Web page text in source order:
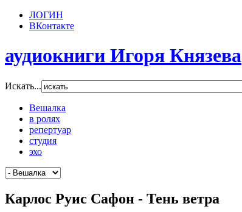
ЛОГИН
ВКонтакте
аудиокниги Игоря Князева
Искать...
Вешалка
в ролях
репертуар
студия
эхо
Карлос Руис Сафон - Тень ветра